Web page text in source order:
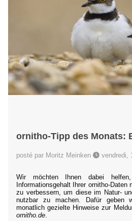
ornitho-Tipp des Monats:
posté par Moritz Meinken vendredi,
Wir möchten Ihnen dabei
Informationsgehalt Ihrer ornitho-Daten
zu verbessern, um diese im Natur-
nutzbar zu machen. Dafür geben
monatlich gezielte Hinweise zur
ornitho.de.